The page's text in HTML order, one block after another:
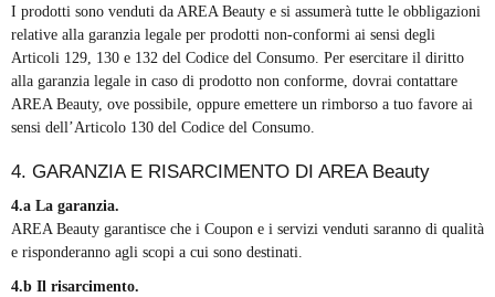
I prodotti sono venduti da AREA Beauty e si assumerà tutte le obbligazioni
relative alla garanzia legale per prodotti non-conformi ai sensi degli
Articoli 129, 130 e 132 del Codice del Consumo. Per esercitare il diritto
alla garanzia legale in caso di prodotto non conforme, dovrai contattare
AREA Beauty, ove possibile, oppure emettere un rimborso a tuo favore ai
sensi dell’Articolo 130 del Codice del Consumo.
4. GARANZIA E RISARCIMENTO DI AREA Beauty
4.a La garanzia.
AREA Beauty garantisce che i Coupon e i servizi venduti saranno di qualità
e risponderanno agli scopi a cui sono destinati.
4.b Il risarcimento.